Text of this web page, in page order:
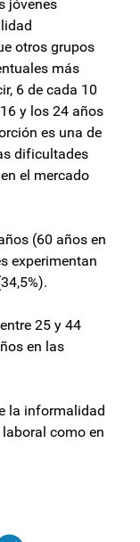
jóvenes
otros grupos
más
6 de cada 10
y los 24 años
es una de
dificultades
el mercado
(60 años en
experimentan
25 y 44
en las
la informalidad
como en